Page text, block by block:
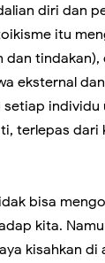
diri dan
itu
dan tindakan),
eksternal
individu
terlepas dari
bisa
kita.
kisahkan di